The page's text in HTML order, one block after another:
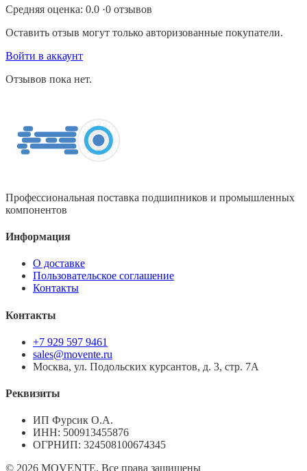
Средняя оценка: 0.0 ·0 отзывов
Оставить отзыв могут только авторизованные покупатели.
Войти в аккаунт
Отзывов пока нет.
Профессиональная поставка подшипников и промышленных
компонентов
Информация
О доставке
Пользовательское соглашение
Контакты
Контакты
+7 929 597 9461
sales@movente.ru
Москва, ул. Подольских курсантов, д. 3, стр. 7А
Реквизиты
ИП Фурсик О.А.
ИНН: 500913455876
ОГРНИП: 324508100674345
© 2026 MOVENTE. Все права защищены